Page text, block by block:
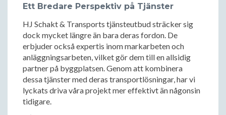
Ett Bredare Perspektiv på Tjänster
HJ Schakt & Transports tjänsteutbud sträcker sig
dock mycket längre än bara deras fordon. De
erbjuder också expertis inom markarbeten och
anläggningsarbeten, vilket gör dem till en allsidig
partner på byggplatsen. Genom att kombinera
dessa tjänster med deras transportlösningar, har vi
lyckats driva våra projekt mer effektivt än någonsin
tidigare.